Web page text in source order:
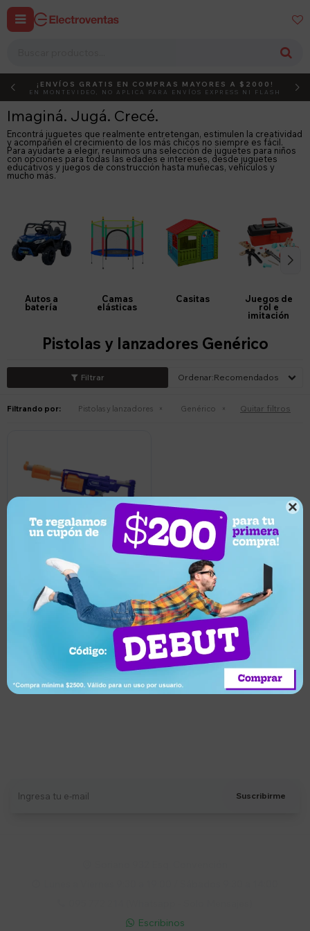

 
DEBUT ACTIVÁ EL CÓDIGO
¡ENVÍOS GRATIS EN COMPRAS MAYORES A $2000!
EN MONTEVIDEO, NO APLICA PARA ENVÍOS EXPRESS NI FLASH
Imaginá. Jugá. Crecé.
Encontrá juguetes que realmente entretengan, estimulen la creatividad
y acompañen el crecimiento de los más chicos no siempre es fácil.
Para ayudarte a elegir, reunimos una selección de juguetes para niños
con opciones para todas las edades e intereses, desde juguetes
educativos y juegos de construcción hasta muñecas, vehículos y
mucho más.
Autos a
batería
Camas
elásticas
Casitas Juegos de
rol e
imitación
Pistolas y lanzadores Genérico
Recomendados
Filtrando por: Pistolas y lanzadores Genérico Quitar filtros
1.280
UYU1.216
Ametralladora automática +
Suscribirme
 Escribinos